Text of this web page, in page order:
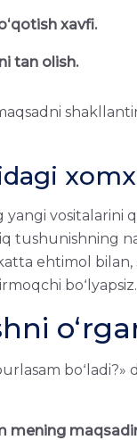
xavfi.
tan olish.
vositalarini
tushunishning
ehtimol bilan,
boʻlyapsiz.
mening